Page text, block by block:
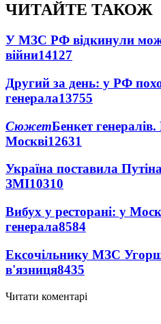
ЧИТАЙТЕ ТАКОЖ
У МЗС РФ відкинули
війни14127
Другий за день: у РФ
генерала13755
СюжетБенкет
Москві12631
Україна поставила
ЗМІ10310
Вибух у ресторані: у
генерала8584
Ексочільнику МЗС
в'язниця8435
Читати коментарі